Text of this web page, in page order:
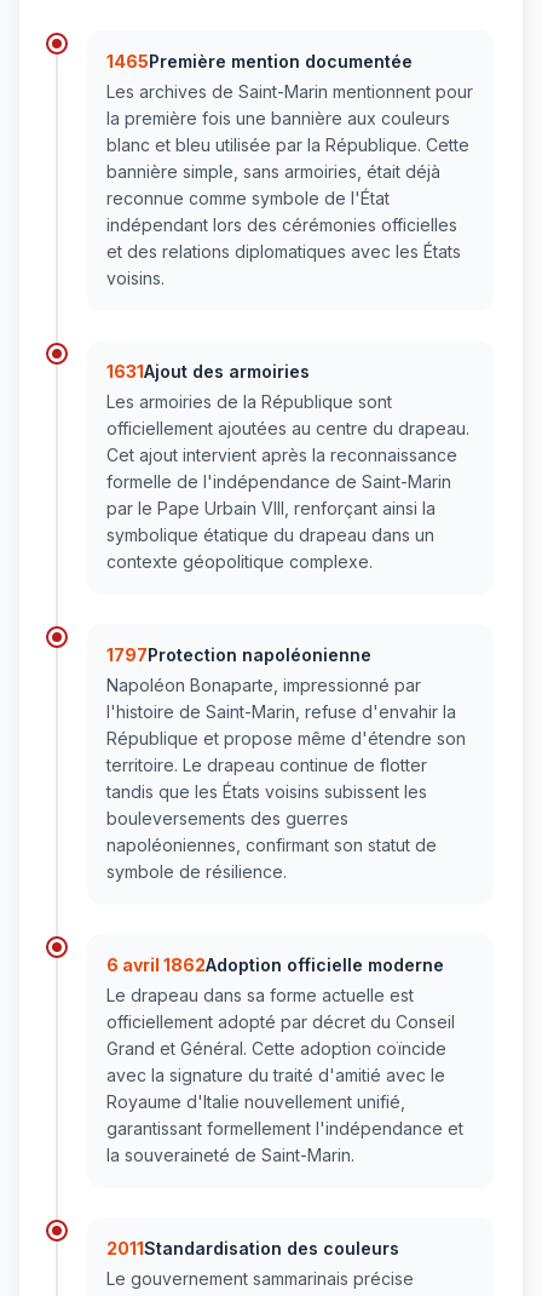
1465Première mention documentée
Les archives de Saint-Marin mentionnent pour
la première fois une bannière aux couleurs
blanc et bleu utilisée par la République. Cette
bannière simple, sans armoiries, était déjà
reconnue comme symbole de l'État
indépendant lors des cérémonies officielles
et des relations diplomatiques avec les États
voisins.
1631Ajout des armoiries
Les armoiries de la République sont
officiellement ajoutées au centre du drapeau.
Cet ajout intervient après la reconnaissance
formelle de l'indépendance de Saint-Marin
par le Pape Urbain VIII, renforçant ainsi la
symbolique étatique du drapeau dans un
contexte géopolitique complexe.
1797Protection napoléonienne
Napoléon Bonaparte, impressionné par
l'histoire de Saint-Marin, refuse d'envahir la
République et propose même d'étendre son
territoire. Le drapeau continue de flotter
tandis que les États voisins subissent les
bouleversements des guerres
napoléoniennes, confirmant son statut de
symbole de résilience.
6 avril 1862Adoption officielle moderne
Le drapeau dans sa forme actuelle est
officiellement adopté par décret du Conseil
Grand et Général. Cette adoption coïncide
avec la signature du traité d'amitié avec le
Royaume d'Italie nouvellement unifié,
garantissant formellement l'indépendance et
la souveraineté de Saint-Marin.
2011Standardisation des couleurs
Le gouvernement sammarinais précise